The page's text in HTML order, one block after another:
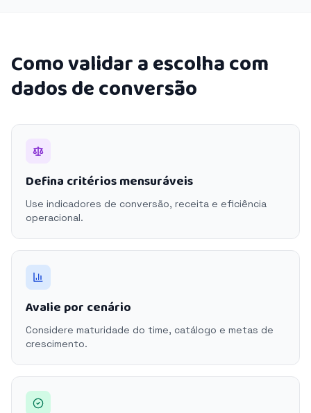
Como validar a escolha com
dados de conversão
Defina critérios mensuráveis
Use indicadores de conversão, receita e eficiência
operacional.
Avalie por cenário
Considere maturidade do time, catálogo e metas de
crescimento.